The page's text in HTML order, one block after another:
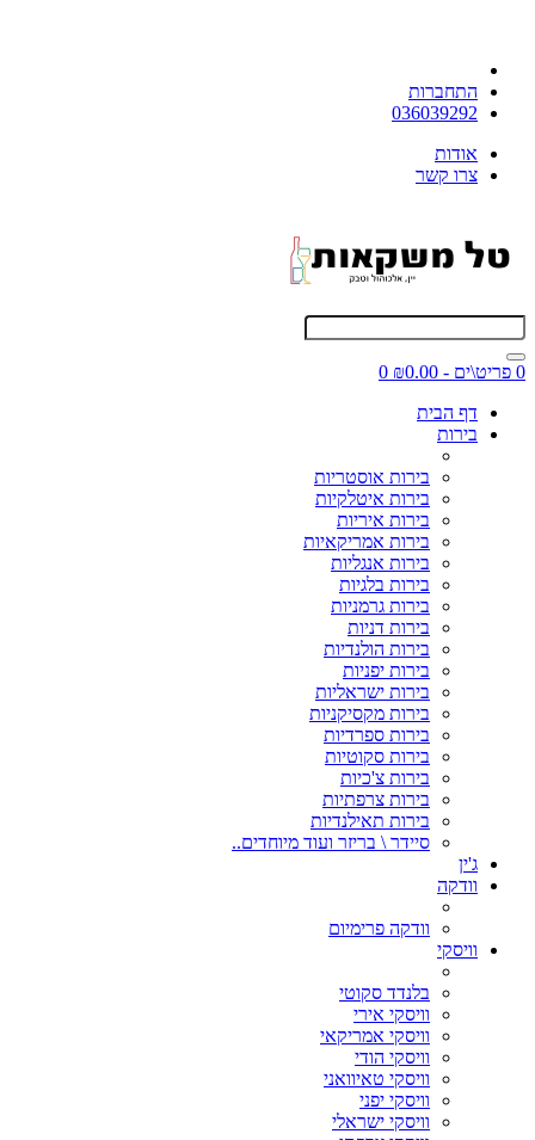
התחברות
036039292
אודות
צרו קשר
0 פריט\ים - ₪0.00
0
דף הבית
בירות
בירות אוסטריות
בירות איטלקיות
בירות איריות
בירות אמריקאיות
בירות אנגליות
בירות בלגיות
בירות גרמניות
בירות דניות
בירות הולנדיות
בירות יפניות
בירות ישראליות
בירות מקסיקניות
בירות ספרדיות
בירות סקוטיות
בירות צ'כיות
בירות צרפתיות
בירות תאילנדיות
סיידר \ בריזר ועוד מיוחדים..
ג'ין
וודקה
וודקה פרימיום
וויסקי
בלנדד סקוטי
וויסקי אירי
וויסקי אמריקאי
וויסקי הודי
וויסקי טאיוואני
וויסקי יפני
וויסקי ישראלי